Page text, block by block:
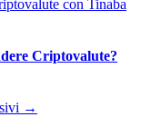
Criptovalute?
→